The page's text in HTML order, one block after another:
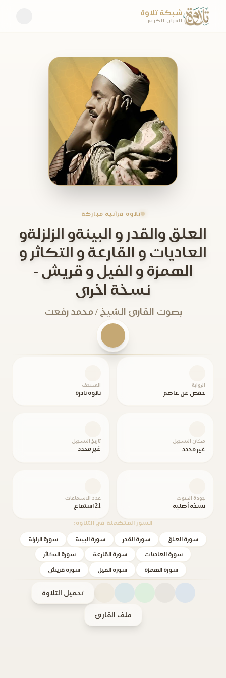
شبكة تلاوة
للقرآن الكريم
تلاوة قرآنية مباركة
العلق والقدر و البينةو الزلزلةو
العاديات و القارعة و التكاثر و
الهمزة و الفيل و قريش -
نسخة اخرى
بصوت القارئ الشيخ / محمد رفعت
الرواية
حفص عن عاصم
المصحف
تلاوة نادرة
مكان التسجيل
غير محدد
تاريخ التسجيل
غير محدد
جودة الصوت
نسخة أصلية
عدد الاستماعات
21 استماع
السور المتضمنة في التلاوة:
سورة العلق سورة القدر سورة البينة سورة الزلزلة
سورة العاديات سورة القارعة سورة التكاثر
سورة الهمزة سورة الفيل سورة قريش
تحميل التلاوة
ملف القارئ